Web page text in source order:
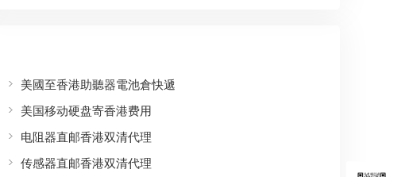
美國至香港助聽器電池倉快遞
美国移动硬盘寄香港费用
电阻器直邮香港双清代理
传感器直邮香港双清代理